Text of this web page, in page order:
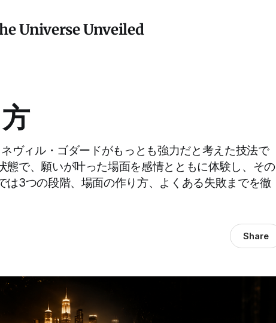
Universe Unveiled
ヴィル・ゴダードがもっとも強力だと考えた技法で
態で、願いが叶った場面を感情とともに体験し、その
は3つの段階、場面の作り方、よくある失敗までを徹
Share